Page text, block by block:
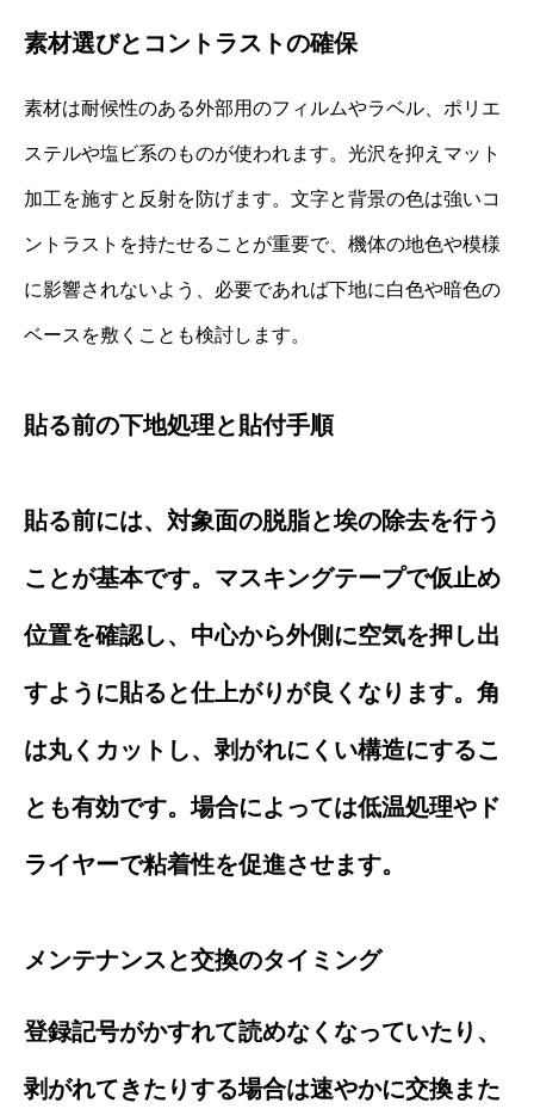
素材選びとコントラストの確保
素材は耐候性のある外部用のフィルムやラベル、ポリエ
ステルや塩ビ系のものが使われます。光沢を抑えマット
加工を施すと反射を防げます。文字と背景の色は強いコ
ントラストを持たせることが重要で、機体の地色や模様
に影響されないよう、必要であれば下地に白色や暗色の
ベースを敷くことも検討します。
貼る前の下地処理と貼付手順
貼る前には、対象面の脱脂と埃の除去を行う
ことが基本です。マスキングテープで仮止め
位置を確認し、中心から外側に空気を押し出
すように貼ると仕上がりが良くなります。角
は丸くカットし、剥がれにくい構造にするこ
とも有効です。場合によっては低温処理やド
ライヤーで粘着性を促進させます。
メンテナンスと交換のタイミング
登録記号がかすれて読めなくなっていたり、
剥がれてきたりする場合は速やかに交換また